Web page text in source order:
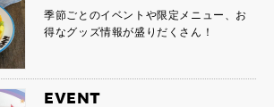
季節ごとのイベントや限定メニュー、お
得なグッズ情報が盛りだくさん！
EVENT